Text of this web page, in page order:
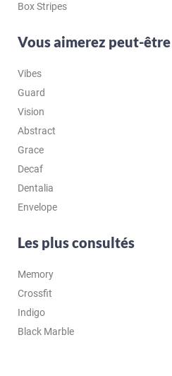
Box Stripes
Vous aimerez peut-être
Vibes
Guard
Vision
Abstract
Grace
Decaf
Dentalia
Envelope
Les plus consultés
Memory
Crossfit
Indigo
Black Marble